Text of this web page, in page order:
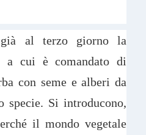
al terzo giorno la
a cui è comandato di
con seme e alberi da
specie. Si introducono,
il mondo vegetale